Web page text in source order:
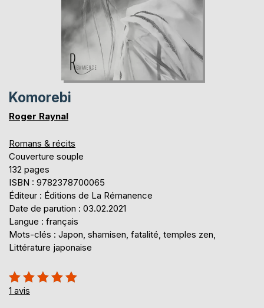
Komorebi
Roger Raynal
Romans & récits
Couverture souple
132 pages
ISBN : 9782378700065
Éditeur : Éditions de La Rémanence
Date de parution : 03.02.2021
Langue : français
Mots-clés : Japon, shamisen, fatalité, temples zen,
Littérature japonaise
Évaluation:
100%
1 avis